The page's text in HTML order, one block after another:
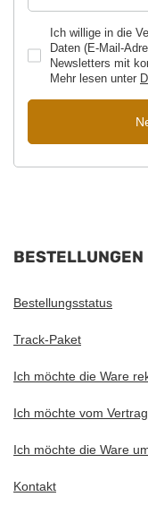
Geben Sie Ihren
Geben Sie Ihre
Daten (E-Mail-
BESTELLUNGEN
Bestellungsstatus
Track-Paket
Ich möchte die Ware
Ich möchte vom Vertrag